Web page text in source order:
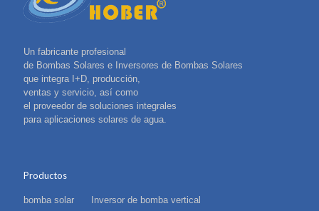
Un fabricante profesional
de Bombas Solares e Inversores de Bombas Solares
que integra I+D, producción,
ventas y servicio, así como
el proveedor de soluciones integrales
para aplicaciones solares de agua.
Productos
bomba solar Inversor de bomba vertical